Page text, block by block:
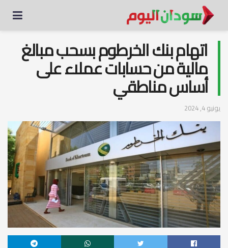
اتهام بنك الخرطوم بسحب مبالغ
مالية من حسابات عملاء على
أساس مناطقي
يونيو 4, 2024